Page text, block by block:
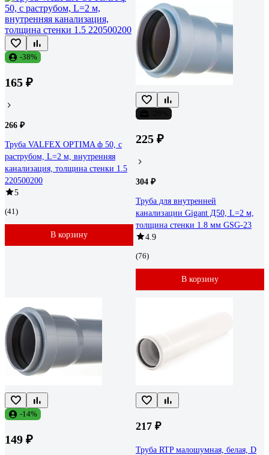
-38%
165 ₽
266 ₽
Труба VALFEX OPTIMA ф 50, с
раструбом, L=2 м, внутренняя
канализация, толщина стенки 1.5
220500200
5
(41)
В корзину
225 ₽
304 ₽
Труба для внутренней
канализации Gigant Д50, L=2 м,
толщина стенки 1.8 мм GSG-23
4.9
(76)
В корзину
-14%
149 ₽
217 ₽
Труба RTP малошумная, белая, D